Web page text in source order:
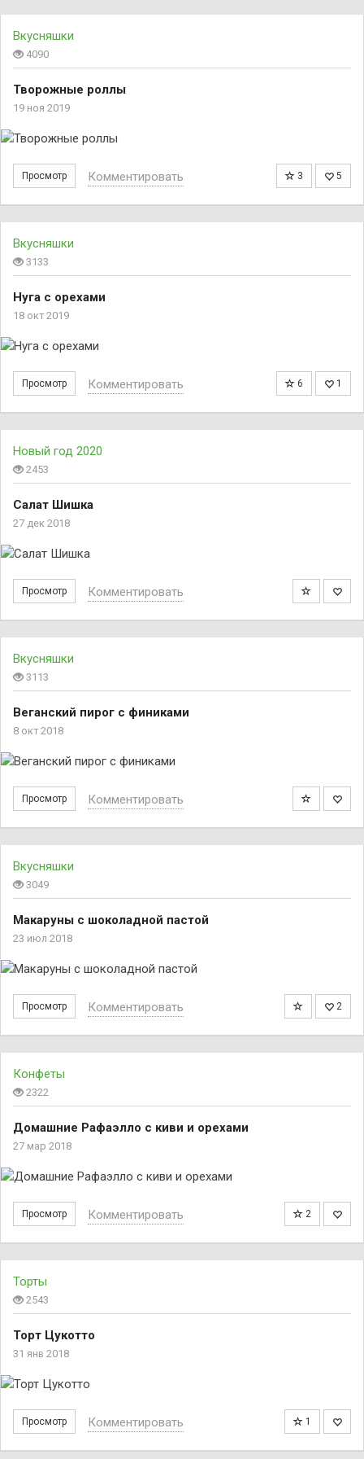
Вкусняшки
4090
Творожные роллы
19 ноя 2019
Просмотр 3 5
Комментировать
Вкусняшки
3133
Нуга с орехами
18 окт 2019
Просмотр 6 1
Комментировать
Новый год 2020
2453
Салат Шишка
27 дек 2018
Просмотр Комментировать
Вкусняшки
3113
Веганский пирог с финиками
8 окт 2018
Просмотр Комментировать
Вкусняшки
3049
Макаруны с шоколадной пастой
23 июл 2018
Просмотр 2
Комментировать
Конфеты
2322
Домашние Рафаэлло с киви и орехами
27 мар 2018
Просмотр 2
Комментировать
Торты
2543
Торт Цукотто
31 янв 2018
Просмотр 1
Комментировать